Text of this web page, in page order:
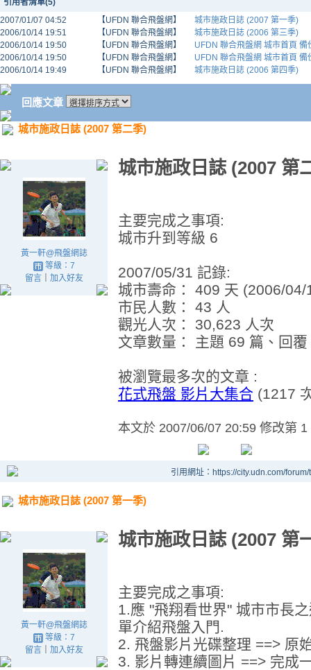
引用者清單(5)
2007/01/07 04:52
【UFDN 聯合飛盤網】
城市施政日誌 (2007 第一季)
2006/10/14 19:51
【UFDN 聯合飛盤網】
城市施政日誌 (2006 第三季)
2006/10/14 19:50
【UFDN 聯合飛盤網】
UFDN 聯合飛盤網 城市首頁
2006/10/14 19:50
【UFDN 聯合飛盤網】
UFDN 聯合飛盤網 城市首頁
2006/10/14 19:49
【UFDN 聯合飛盤網】 城市施政日誌 (2006 第四季)
回應文章
城市施政日誌 (2007 第二季)
黃一軒@飛盤網誌
等級：7
留言｜ 加入好友
城市施政日誌 (2007 第
主要完成之事項:
城市升到等級 6
2007/05/31 記錄:
城市壽命： 409 天 (2006/04/
市民人數： 43 人
觀光人次： 30,623 人次
文章數量： 主題 69 篇、回
被瀏覽最多次的文章 :
花式飛盤 影片大集合 (1217
本文於 2007/06/07 20:59 修改第 1
引用網址：https://city.udn.com/
城市施政日誌 (2007 第一季)
黃一軒@飛盤網誌
等級：7
留言｜ 加入好友
城市施政日誌 (2007 第
主要完成之事項:
1.應 "飛翔看世界" 城市市長
單介紹飛盤入門.
2. 飛盤影片光碟整理 ==> 原
3. 影片轉連續圖片 ==> 完成